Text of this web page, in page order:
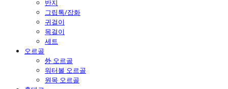
반지
그립톡/잡화
귀걸이
목걸이
세트
오르골
外 오르골
워터볼 오르골
원목 오르골